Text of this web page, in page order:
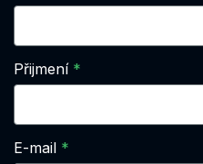
Přijmení
E-mail